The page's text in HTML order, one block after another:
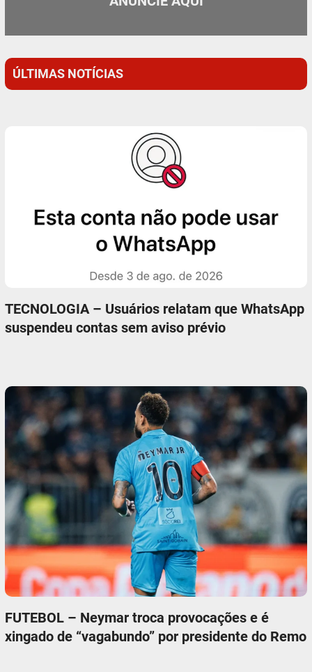
ÚLTIMAS NOTÍCIAS
TECNOLOGIA – Usuários relatam que WhatsApp
suspendeu contas sem aviso prévio
FUTEBOL – Neymar troca provocações e é
xingado de “vagabundo” por presidente do Remo